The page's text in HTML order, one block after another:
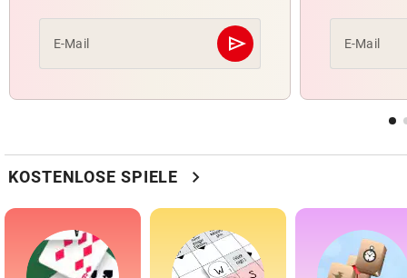
E-Mail send
Abschicken E-Mail
KOSTENLOSE SPIELE chevron_right